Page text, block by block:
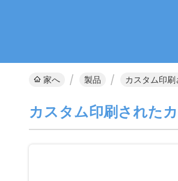
家へ 製品 カスタム印
カスタム印刷された